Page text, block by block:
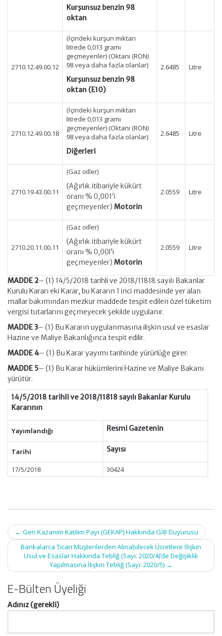
Kurşunsuz benzin 98
oktan
2710.12.49.00.12
(İçindeki kurşun miktarı
litrede 0,013 gramı
geçmeyenler) (Oktanı (RON)
98 veya daha fazla olanlar)
Kurşunsuz benzin 98
oktan (E10)
2.6485 Litre
2710.12.49.00.18
(İçindeki kurşun miktarı
litrede 0,013 gramı
geçmeyenler) (Oktanı (RON)
98 veya daha fazla olanlar)
Diğerleri
2.6485 Litre
2710.19.43.00.11
(Gaz oiller)
(Ağırlık itibariyle kükürt
oranı % 0,001’i
geçmeyenler) Motorin
2.0559 Litre
2710.20.11.00.11
(Gaz oiller)
(Ağırlık itibariyle kükürt
oranı % 0,00l’i
geçmeyenler) Motorin
2.0559 Litre
MADDE 2– (1) 14/5/2018 tarihli ve 2018/11818 sayılı Bakanlar
Kurulu Kararı eki Karar, bu Kararın 1 inci maddesinde yer alan
mallar bakımından mezkur maddede tespit edilen özel tüketim
vergisi tutarlarını geçmeyecek şekilde uygulanır.
MADDE 3– (1) Bu Kararın uygulanmasına ilişkin usul ve esaslar
Hazine ve Maliye Bakanlığınca tespit edilir.
MADDE 4– (1) Bu Karar yayımı tarihinde yürürlüğe girer.
MADDE 5– (1) Bu Karar hükümlerini Hazine ve Maliye Bakanı
yürütür.
14/5/2018 tarihli ve 2018/11818 sayılı Bakanlar Kurulu
Kararının
Yayımlandığı Resmi Gazetenin
Tarihi Sayısı
17/5/2018 30424
Post
navigation
← Geri Kazanım Katılım Payı (GEKAP) Hakkında GİB Duyurusu
Bankalarca Ticari Müşterilerden Alınabilecek Ücretlere İlişkin
Usul ve Esaslar Hakkında Tebliğ (Sayı: 2020/4)’de Değişiklik
Yapılmasına İlişkin Tebliğ (Sayı: 2020/5) →
E-Bülten Üyeliği
Adınız (gerekli)